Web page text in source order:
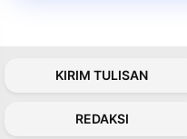
KIRIM TULISAN
REDAKSI